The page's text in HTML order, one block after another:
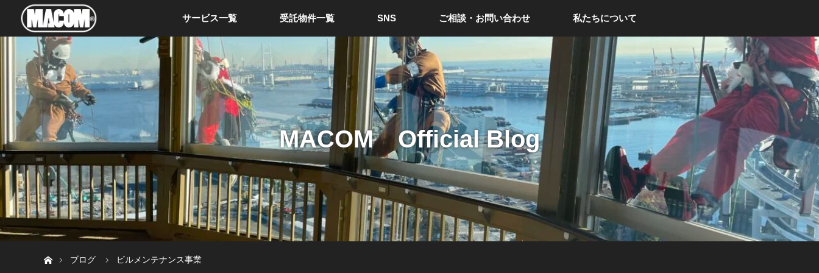
サービス一覧 受託物件一覧 SNS ご相談・お問い合わせ 私たちについて
MACOM Official Blog
ブログ
ビルメンテナンス事業